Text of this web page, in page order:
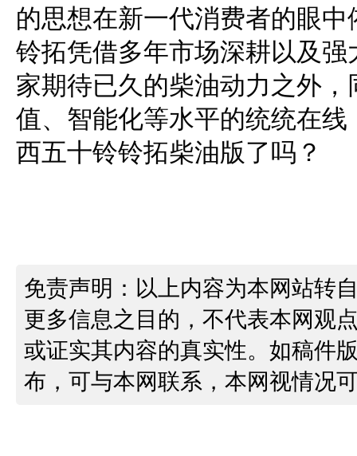
的思想在新一代消费者的眼
铃拓凭借多年市场深耕以及
家期待已久的柴油动力之外
值、智能化等水平的统统在
西五十铃铃拓柴油版了吗？
免责声明：以上内容为本网站转
更多信息之目的，不代表本网观
或证实其内容的真实性。如稿件
布，可与本网联系，本网视情况